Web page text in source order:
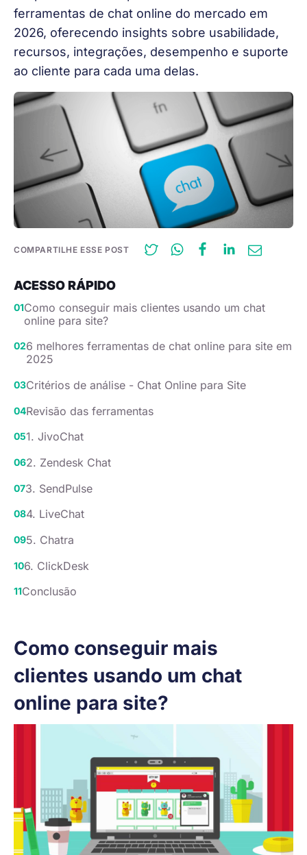
ferramentas de chat online do mercado em
2026, oferecendo insights sobre usabilidade,
recursos, integrações, desempenho e suporte
ao cliente para cada uma delas.
COMPARTILHE ESSE POST
ACESSO RÁPIDO
Como conseguir mais clientes usando um chat
online para site?
6 melhores ferramentas de chat online para site em
2025
Critérios de análise - Chat Online para Site
Revisão das ferramentas
1. JivoChat
2. Zendesk Chat
3. SendPulse
4. LiveChat
5. Chatra
6. ClickDesk
Conclusão
Como conseguir mais
clientes usando um chat
online para site?